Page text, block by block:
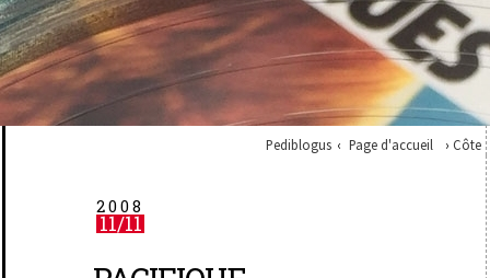
Pediblogus Page d'accueil Côte
2008
11/11